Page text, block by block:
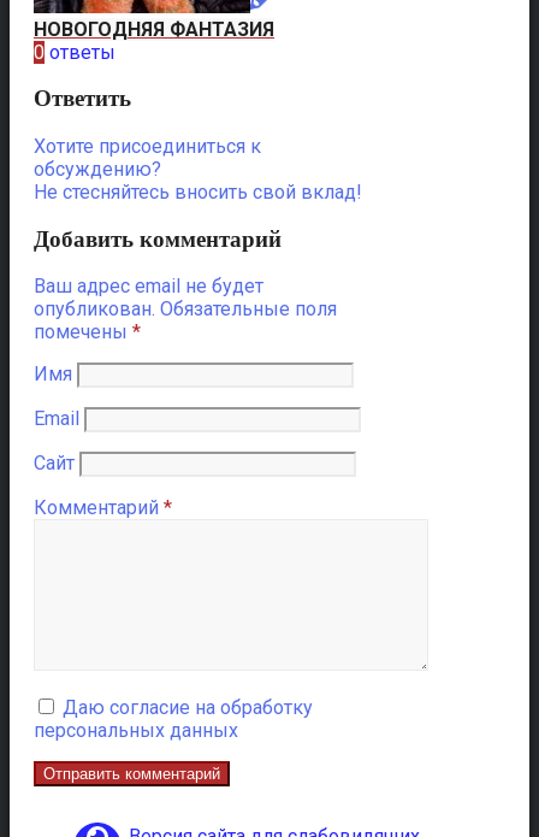
НОВОГОДНЯЯ ФАНТАЗИЯ
0 ответы
Ответить
Хотите присоединиться к
обсуждению?
Не стесняйтесь вносить свой вклад!
Добавить комментарий
Ваш адрес email не будет
опубликован. Обязательные поля
помечены *
Имя
Email
Сайт
Комментарий *
Даю согласие на обработку
персональных данных